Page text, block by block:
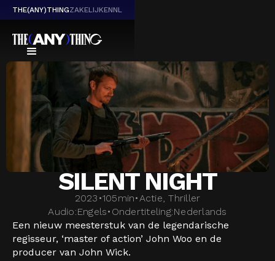
THE(ANY)THINGZAKELIJKENNL
SILENT NIGHT
2023 •105min•Actie, Thriller
Audio:Engels• Ondertiteling:Nederlands
Een nieuw meesterstuk van de legendarische
regisseur, ‘master of action’ John Woo en de
producer van John Wick.